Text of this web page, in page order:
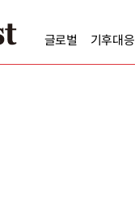
글로벌 기후대응